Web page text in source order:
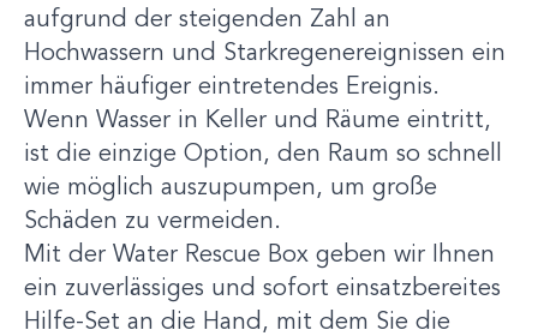
aufgrund der steigenden Zahl an
Hochwassern und Starkregenereignissen ein
immer häufiger eintretendes Ereignis.
Wenn Wasser in Keller und Räume eintritt,
ist die einzige Option, den Raum so schnell
wie möglich auszupumpen, um große
Schäden zu vermeiden.
Mit der Water Rescue Box geben wir Ihnen
ein zuverlässiges und sofort einsatzbereites
Hilfe-Set an die Hand, mit dem Sie die